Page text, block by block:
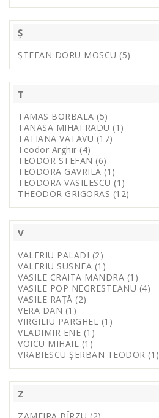
Ș
ȘTEFAN DORU MOSCU (5)
T
TAMAS BORBALA (5)
TANASA MIHAI RADU (1)
TATIANA VATAVU (17)
Teodor Arghir (4)
TEODOR STEFAN (6)
TEODORA GAVRILA (1)
TEODORA VASILESCU (1)
THEODOR GRIGORAS (12)
V
VALERIU PALADI (2)
VALERIU SUSNEA (1)
VASILE CRAITA MANDRA (1)
VASILE POP NEGRESTEANU (4)
VASILE RAȚĂ (2)
VERA DAN (1)
VIRGILIU PARGHEL (1)
VLADIMIR ENE (1)
VOICU MIHAIL (1)
VRABIESCU ȘERBAN TEODOR (1)
Z